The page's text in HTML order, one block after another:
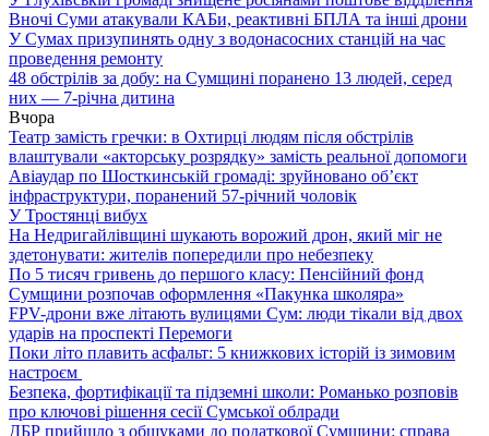
Вночі Суми атакували КАБи, реактивні БПЛА та інші дрони
У Сумах призупинять одну з водонасосних станцій на час
проведення ремонту
48 обстрілів за добу: на Сумщині поранено 13 людей, серед
них — 7-річна дитина
Вчора
Театр замість гречки: в Охтирці людям після обстрілів
влаштували «акторську розрядку» замість реальної допомоги
Авіаудар по Шосткинській громаді: зруйновано об’єкт
інфраструктури, поранений 57-річний чоловік
У Тростянці вибух
На Недригайлівщині шукають ворожий дрон, який міг не
здетонувати: жителів попередили про небезпеку
По 5 тисяч гривень до першого класу: Пенсійний фонд
Сумщини розпочав оформлення «Пакунка школяра»
FPV-дрони вже літають вулицями Сум: люди тікали від двох
ударів на проспекті Перемоги
Поки літо плавить асфальт: 5 книжкових історій із зимовим
настроєм
Безпека, фортифікації та підземні школи: Романько розповів
про ключові рішення сесії Сумської облради
ДБР прийшло з обшуками до податкової Сумщини: справа